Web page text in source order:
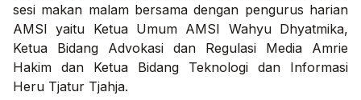
sesi makan malam bersama dengan pengurus harian
AMSI yaitu Ketua Umum AMSI Wahyu Dhyatmika,
Ketua Bidang Advokasi dan Regulasi Media Amrie
Hakim dan Ketua Bidang Teknologi dan Informasi
Heru Tjatur Tjahja.